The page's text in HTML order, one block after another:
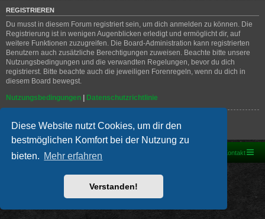
Diese Website nutzt Cookies, um dir den
bestmöglichen Komfort bei der Nutzung zu
bieten. Mehr erfahren
Verstanden!
REGISTRIEREN
Du musst in diesem Forum registriert sein, um dich anmelden zu können. Die
Registrierung ist in wenigen Augenblicken erledigt und ermöglicht dir, auf
weitere Funktionen zuzugreifen. Die Board-Administration kann registrierten
Benutzern auch zusätzliche Berechtigungen zuweisen. Beachte bitte unsere
Nutzungsbedingungen und die verwandten Regelungen, bevor du dich
registrierst. Bitte beachte auch die jeweiligen Forenregeln, wenn du dich in
diesem Board bewegst.
Nutzungsbedingungen | Datenschutzrichtlinie
Registrieren
Foren-Übersicht Kontakt